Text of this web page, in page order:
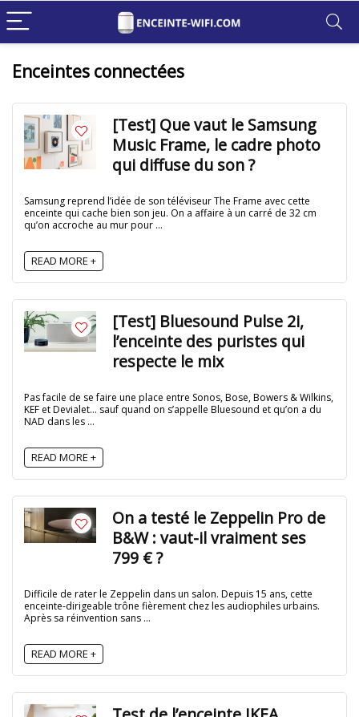
Enceintes connectées
[Test] Que vaut le Samsung
Music Frame, le cadre photo
qui diffuse du son ?
Samsung reprend l’idée de son téléviseur The Frame avec cette
enceinte qui cache bien son jeu. On a affaire à un carré de 32 cm
qu’on accroche au mur pour ...
READ MORE +
[Test] Bluesound Pulse 2i,
l’enceinte des puristes qui
respecte le mix
Pas facile de se faire une place entre Sonos, Bose, Bowers & Wilkins,
KEF et Devialet… sauf quand on s’appelle Bluesound et qu’on a du
NAD dans les ...
READ MORE +
On a testé le Zeppelin Pro de
B&W : vaut-il vraiment ses
799 € ?
Difficile de rater le Zeppelin dans un salon. Depuis 15 ans, cette
enceinte-dirigeable trône fièrement chez les audiophiles urbains.
Après sa réinvention sans ...
READ MORE +